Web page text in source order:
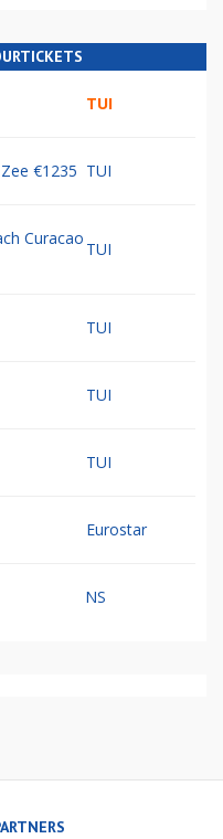
TUI
€1235 TUI
Curacao
TUI
TUI
TUI
TUI
Eurostar
NS